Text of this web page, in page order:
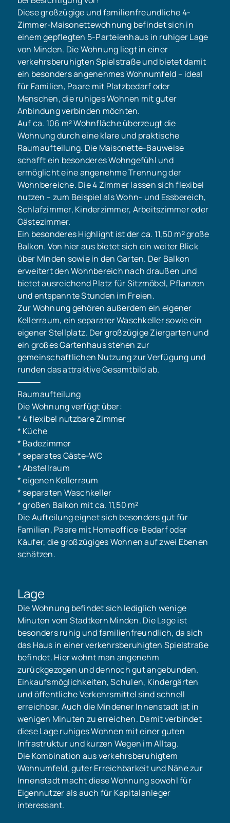
Diese großzügige und familienfreundliche 4-
Zimmer-Maisonettewohnung befindet sich in
einem gepflegten 5-Parteienhaus in ruhiger Lage
von Minden. Die Wohnung liegt in einer
verkehrsberuhigten Spielstraße und bietet damit
ein besonders angenehmes Wohnumfeld – ideal
für Familien, Paare mit Platzbedarf oder
Menschen, die ruhiges Wohnen mit guter
Anbindung verbinden möchten.
Auf ca. 106 m² Wohnfläche überzeugt die
Wohnung durch eine klare und praktische
Raumaufteilung. Die Maisonette-Bauweise
schafft ein besonderes Wohngefühl und
ermöglicht eine angenehme Trennung der
Wohnbereiche. Die 4 Zimmer lassen sich flexibel
nutzen – zum Beispiel als Wohn- und Essbereich,
Schlafzimmer, Kinderzimmer, Arbeitszimmer oder
Gästezimmer.
Ein besonderes Highlight ist der ca. 11,50 m² große
Balkon. Von hier aus bietet sich ein weiter Blick
über Minden sowie in den Garten. Der Balkon
erweitert den Wohnbereich nach draußen und
bietet ausreichend Platz für Sitzmöbel, Pflanzen
und entspannte Stunden im Freien.
Zur Wohnung gehören außerdem ein eigener
Kellerraum, ein separater Waschkeller sowie ein
eigener Stellplatz. Der großzügige Ziergarten und
ein großes Gartenhaus stehen zur
gemeinschaftlichen Nutzung zur Verfügung und
runden das attraktive Gesamtbild ab.
⸻
Raumaufteilung
Die Wohnung verfügt über:
* 4 flexibel nutzbare Zimmer
* Küche
* Badezimmer
* separates Gäste-WC
* Abstellraum
* eigenen Kellerraum
* separaten Waschkeller
* großen Balkon mit ca. 11,50 m²
Die Aufteilung eignet sich besonders gut für
Familien, Paare mit Homeoffice-Bedarf oder
Käufer, die großzügiges Wohnen auf zwei Ebenen
schätzen.
Lage
Die Wohnung befindet sich lediglich wenige
Minuten vom Stadtkern Minden. Die Lage ist
besonders ruhig und familienfreundlich, da sich
das Haus in einer verkehrsberuhigten Spielstraße
befindet. Hier wohnt man angenehm
zurückgezogen und dennoch gut angebunden.
Einkaufsmöglichkeiten, Schulen, Kindergärten
und öffentliche Verkehrsmittel sind schnell
erreichbar. Auch die Mindener Innenstadt ist in
wenigen Minuten zu erreichen. Damit verbindet
diese Lage ruhiges Wohnen mit einer guten
Infrastruktur und kurzen Wegen im Alltag.
Die Kombination aus verkehrsberuhigtem
Wohnumfeld, guter Erreichbarkeit und Nähe zur
Innenstadt macht diese Wohnung sowohl für
Eigennutzer als auch für Kapitalanleger
interessant.